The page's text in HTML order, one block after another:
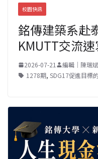
校園快訊
銘傳建築系赴
KMUTT交流
2026-07-21
編輯｜陳瑞斌
1278期, SDG17促進目標